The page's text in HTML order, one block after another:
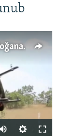
Türkiyənin dönüş nöqtəsi, ya Ərdoğana üçüncü şans: PKK ilə qəfil barışıq nə deməkdir?